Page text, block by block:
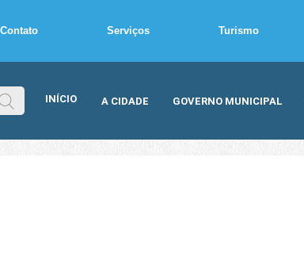
Contato Serviços Turismo
INÍCIO A CIDADE GOVERNO MUNICIPAL